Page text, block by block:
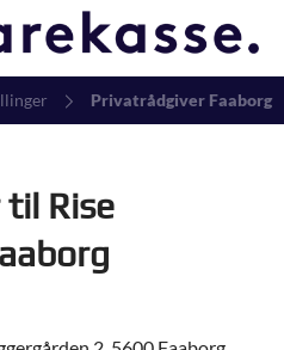
Privatrådgiver Faaborg
Rise